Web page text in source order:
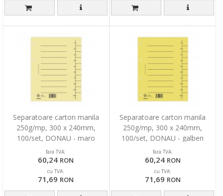
Separatoare carton manila
250g/mp, 300 x 240mm,
100/set, DONAU - maro
deschis
fara TVA:
60,24 RON
cu TVA:
71,69 RON
Separatoare carton manila
250g/mp, 300 x 240mm,
100/set, DONAU - galben
fara TVA:
60,24 RON
cu TVA:
71,69 RON